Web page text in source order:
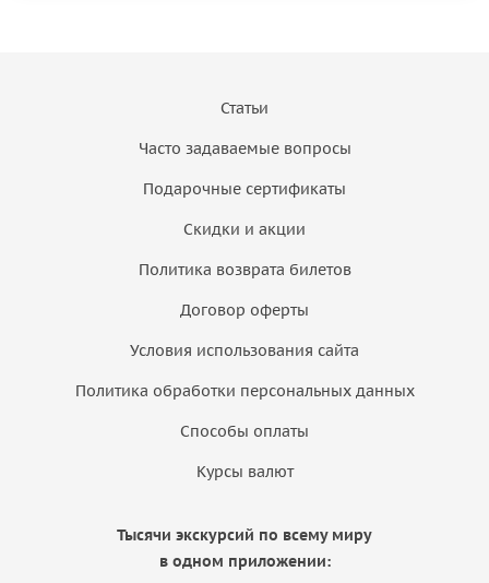
Статьи
Часто задаваемые вопросы
Подарочные сертификаты
Скидки и акции
Политика возврата билетов
Договор оферты
Условия использования сайта
Политика обработки персональных данных
Способы оплаты
Курсы валют
Тысячи экскурсий по всему миру
в одном приложении: